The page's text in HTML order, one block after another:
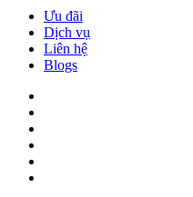
Ưu đãi
Dịch vụ
Liên hệ
Blogs